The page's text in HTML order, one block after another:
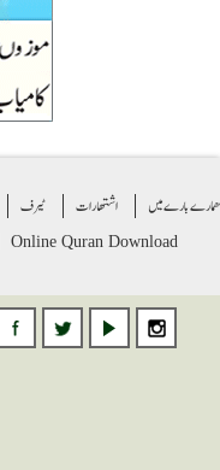
بارے میں اشتهارات ٹیرف
Online Quran Download